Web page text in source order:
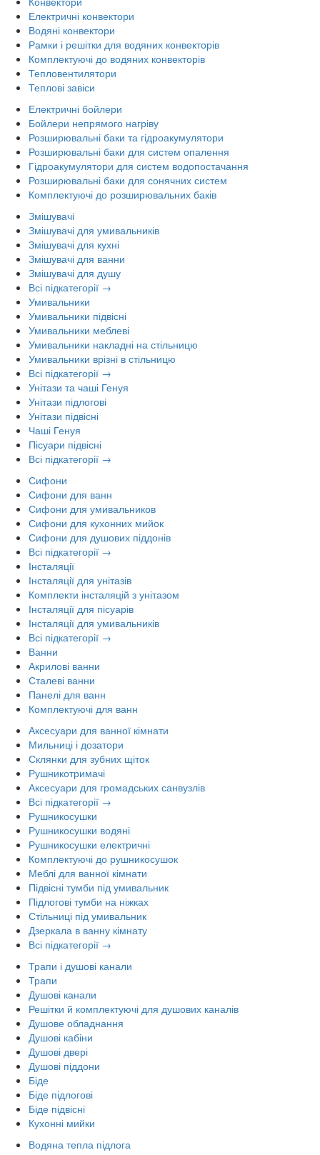
Електричні конвектори
Водяні конвектори
Рамки і решітки для водяних конвекторів
Комплектуючі до водяних конвекторів
Тепловентилятори
Теплові завіси
Електричні бойлери
Бойлери непрямого нагріву
Розширювальні баки та гідроакумулятори
Розширювальні баки для систем опалення
Гідроакумулятори для систем водопостачання
Розширювальні баки для сонячних систем
Комплектуючі до розширювальних баків
Змішувачі
Змішувачі для умивальників
Змішувачі для кухні
Змішувачі для ванни
Змішувачі для душу
Всі підкатегорії →
Умивальники
Умивальники підвісні
Умивальники меблеві
Умивальники накладні на стільницю
Умивальники врізні в стільницю
Всі підкатегорії →
Унітази та чаші Генуя
Унітази підлогові
Унітази підвісні
Чаші Генуя
Пісуари підвісні
Всі підкатегорії →
Сифони
Сифони для ванн
Сифони для умивальников
Сифони для кухонних мийок
Сифони для душових піддонів
Всі підкатегорії →
Інсталяції
Інсталяції для унітазів
Комплекти інсталяцій з унітазом
Інсталяції для пісуарів
Інсталяції для умивальників
Всі підкатегорії →
Ванни
Акрилові ванни
Сталеві ванни
Панелі для ванн
Комплектуючі для ванн
Аксесуари для ванної кімнати
Мильниці і дозатори
Склянки для зубних щіток
Рушникотримачі
Аксесуари для громадських санвузлів
Всі підкатегорії →
Рушникосушки
Рушникосушки водяні
Рушникосушки електричні
Комплектуючі до рушникосушок
Меблі для ванної кімнати
Підвісні тумби під умивальник
Підлогові тумби на ніжках
Стільниці під умивальник
Дзеркала в ванну кімнату
Всі підкатегорії →
Трапи і душові канали
Трапи
Душові канали
Решітки й комплектуючі для душових каналів
Душове обладнання
Душові кабіни
Душові двері
Душові піддони
Біде
Біде підлогові
Біде підвісні
Кухонні мийки
Водяна тепла підлога